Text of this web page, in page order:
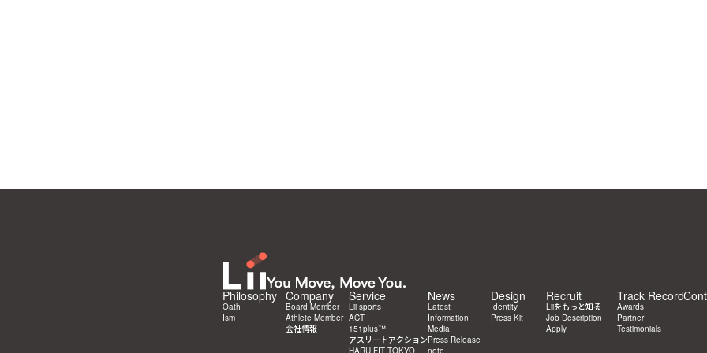
Philosophy
Oath
Ism
Company
Board Member
Athlete Member
会社情報
Service
Lii sports
ACT
151plus™
アスリートアクション
HARU FIT TOKYO
News
Latest
Information
Media
Press Release
note
Design
Identity
Press Kit
Recruit
Liiをもっと知る
Job Description
Apply
Track Record
Awards
Partner
Testimonials